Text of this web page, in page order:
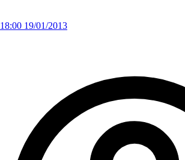
18:00 19/01/2013